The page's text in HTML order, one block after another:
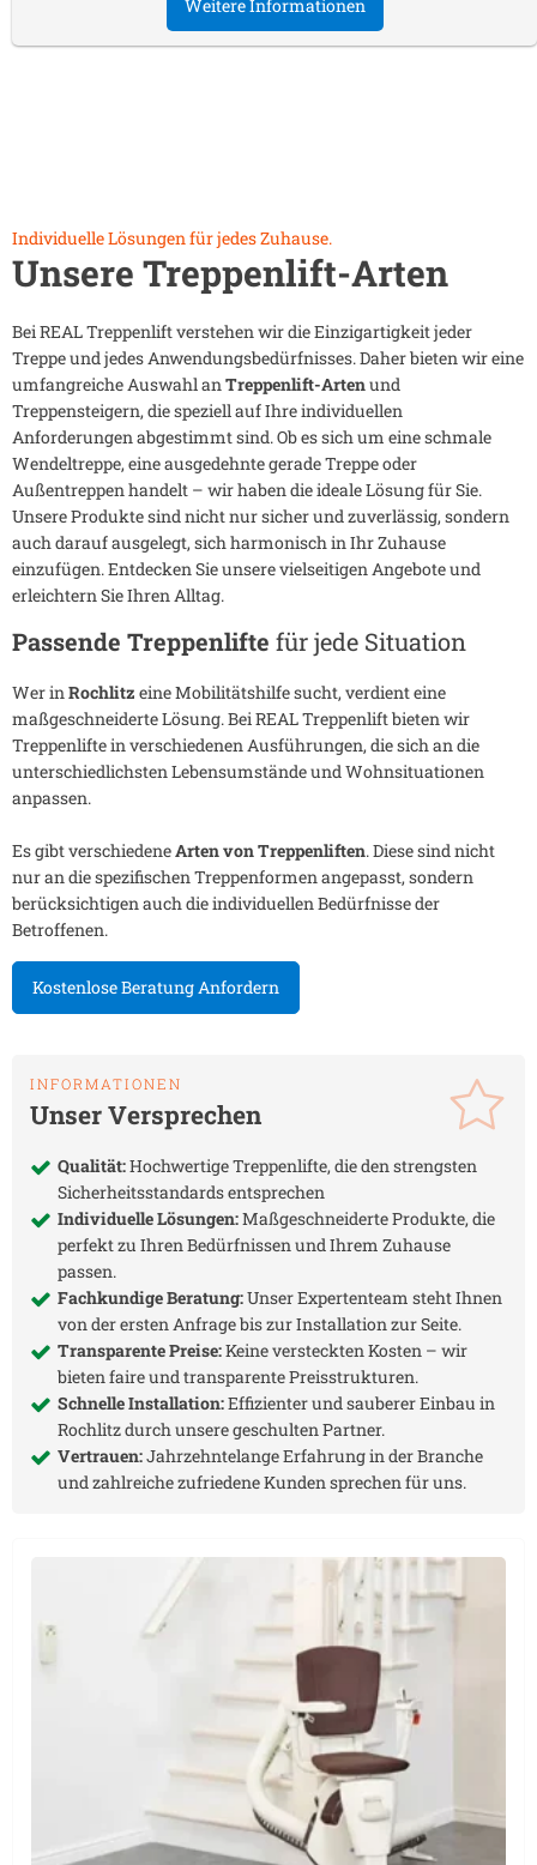
Weitere Informationen
Individuelle Lösungen für jedes Zuhause.
Unsere Treppenlift-Arten
Bei REAL Treppenlift verstehen wir die Einzigartigkeit jeder
Treppe und jedes Anwendungsbedürfnisses. Daher bieten wir eine
umfangreiche Auswahl anTreppenlift-Artenund
Treppensteigern, die speziell auf Ihre individuellen
Anforderungen abgestimmt sind. Ob es sich um eine schmale
Wendeltreppe, eine ausgedehnte gerade Treppe oder
Außentreppen handelt – wir haben die ideale Lösung für Sie.
Unsere Produkte sind nicht nur sicher und zuverlässig, sondern
auch darauf ausgelegt, sich harmonisch in Ihr Zuhause
einzufügen. Entdecken Sie unsere vielseitigen Angebote und
erleichtern Sie Ihren Alltag.
Passende Treppenlifte für jede Situation
Wer inRochlitz eine Mobilitätshilfe sucht, verdient eine
maßgeschneiderte Lösung. Bei REAL Treppenlift bieten wir
Treppenlifte in verschiedenen Ausführungen, die sich an die
unterschiedlichsten Lebensumstände und Wohnsituationen
anpassen.
Es gibt verschiedeneArten von Treppenliften. Diese sind nicht
nur an die spezifischen Treppenformen angepasst, sondern
berücksichtigen auch die individuellen Bedürfnisse der
Betroffenen.
Kostenlose Beratung Anfordern
INFORMATIONEN
Unser Versprechen
Qualität:Hochwertige Treppenlifte, die den strengsten
Sicherheitsstandards entsprechen
Individuelle Lösungen:Maßgeschneiderte Produkte, die
perfekt zu Ihren Bedürfnissen und Ihrem Zuhause
passen.
Fachkundige Beratung:Unser Expertenteam steht Ihnen
von der ersten Anfrage bis zur Installation zur Seite.
Transparente Preise:Keine versteckten Kosten – wir
bieten faire und transparente Preisstrukturen.
Schnelle Installation:Effizienter und sauberer Einbau in
Rochlitzdurch unsere geschulten Partner.
Vertrauen:Jahrzehntelange Erfahrung in der Branche
und zahlreiche zufriedene Kunden sprechen für uns.